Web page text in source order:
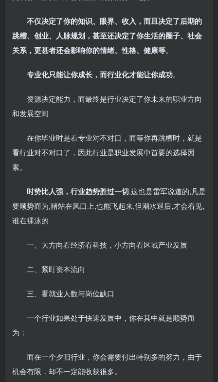
不仅决定了你的知识、眼界、收入，而且决定了后期的
跳槽、创业、人脉规划，甚至还决定了你生活的圈子、社会
关系，更甚者还会影响你的情绪、性格、健康等。
专业化只能让你成长，而行业化才能让你成功。
资源决定能力，而最终是行业决定了你未来的职业方向
和发展空间
在你毕业时是看专业对不对口，而等你再跳槽时，就是
看行业对不对口了，因此行业是职业发展中首要的选择因
素。
时势比人强，行业趋势胜过一切,这也是雷军说道的,凡是
要顺势而为,猪站在风口上,也能飞起来,但潮水退后,才会看见,
谁在裸泳的
一、大方向看经济看科技，小方向看区域产业发展
二、紧盯资本流向
三、看就业人数与岗位缺口
一个行业如果处于快速发展中，你在其中就是顺势而
为；
而在一个夕阳行业，你会需要付出特别多的努力，由于
机会有限，却不一定能收获很多。